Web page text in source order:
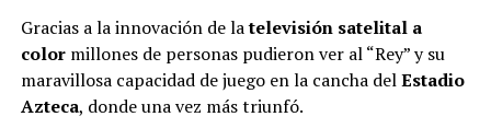
Gracias a la innovación de latelevisión satelital a
colormillones de personas pudieron ver al “Rey” y su
maravillosa capacidad de juego en la cancha delEstadio
Azteca, donde una vez más triunfó.